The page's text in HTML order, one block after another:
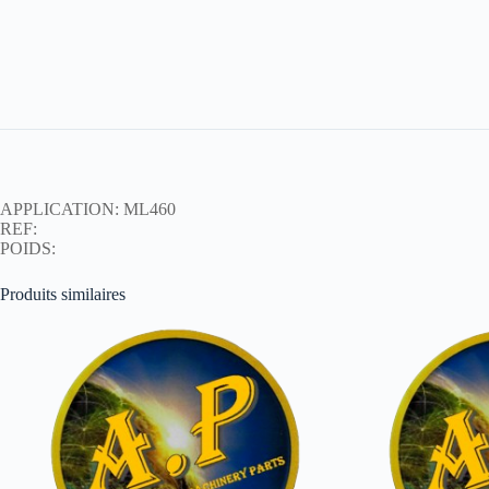
APPLICATION: ML460
REF:
POIDS:
Produits similaires